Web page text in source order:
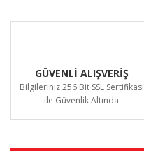
GÜVENLİ ALIŞVERİŞ
Bilgileriniz 256 Bit SSL Sertifikası
ile Güvenlik Altında